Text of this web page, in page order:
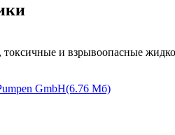
токсичные и взрывоопасные
GmbH(6.76 Мб)